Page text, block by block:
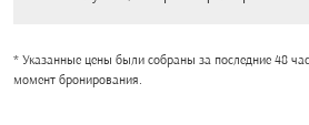
* Указанные цены были собраны за последние 48
момент бронирования.